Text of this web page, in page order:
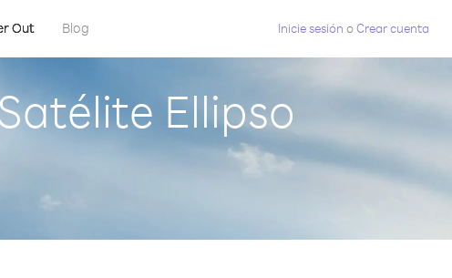
Out Blog Inicie sesión oCrear cuenta
Ellipso